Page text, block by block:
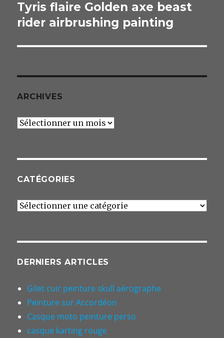
Publication
suivante :
Tyris flaire Golden axe beast
rider airbrushing painting
ARCHIVES
Archives
CATÉGORIES
Catégories
DERNIERS ARTICLES
Gilet cuir peinture skull aérographe
Peinture sur Accordéon
Casque moto peinture perso
casque karting rouge